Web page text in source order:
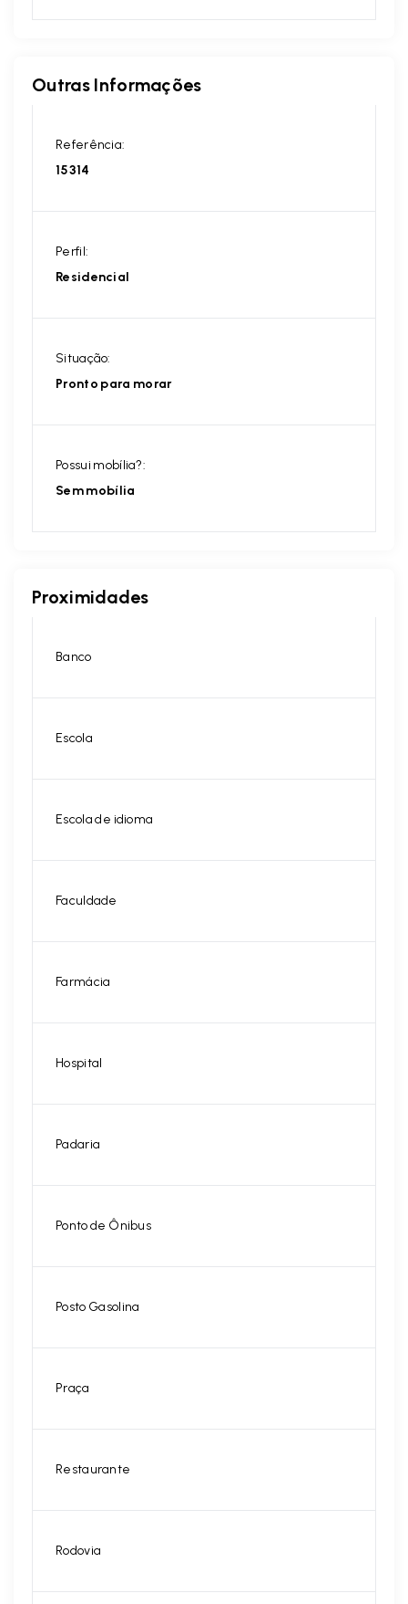
Outras Informações
Referência:
15314
Perfil:
Residencial
Situação:
Pronto para morar
Possui mobília?:
Sem mobília
Proximidades
Banco
Escola
Escola de idioma
Faculdade
Farmácia
Hospital
Padaria
Ponto de Ônibus
Posto Gasolina
Praça
Restaurante
Rodovia